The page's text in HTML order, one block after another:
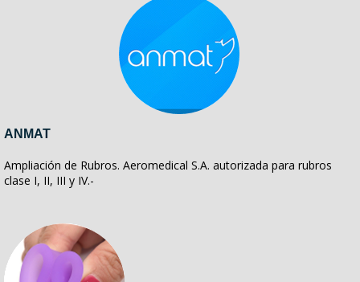
ANMAT
Ampliación de Rubros. Aeromedical S.A. autorizada para rubros
clase I, II, III y IV.-